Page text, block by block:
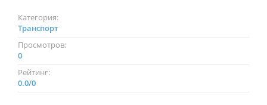
Категория:
Транспорт
Просмотров:
0
Рейтинг:
0.0/0